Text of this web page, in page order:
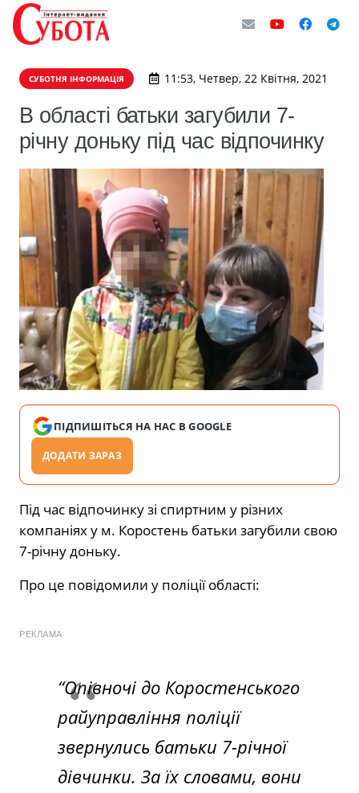
СУБОТНЯ ІНФОРМАЦІЯ 11:53, Четвер, 22 Квітня, 2021
В області батьки загубили 7-
річну доньку під час відпочинку
ПІДПИШІТЬСЯ НА НАС В GOOGLE
ДОДАТИ ЗАРАЗ
Під час відпочинку зі спиртним у різних
компаніях у м. Коростень батьки загубили свою
7-річну доньку.
Про це повідомили у поліції області:
РЕКЛАМА
“Опівночі до Коростенського
райуправління поліції
звернулись батьки 7-річної
дівчинки. За їх словами, вони